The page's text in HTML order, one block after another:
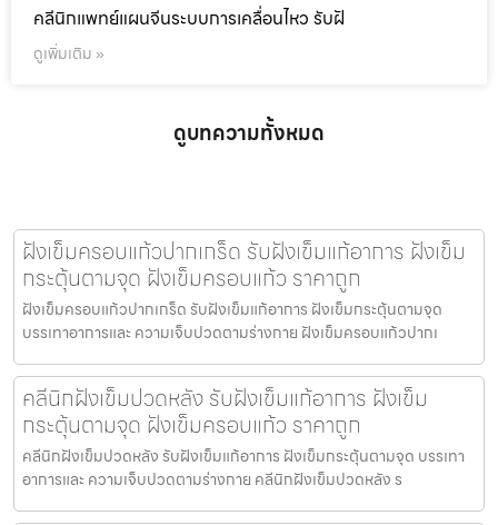
คลีนิกแพทย์แผนจีนระบบการเคลื่อนไหว รับฝั
ดูเพิ่มเติม »
ดูบทความทั้งหมด
ฝังเข็มครอบแก้วปากเกร็ด รับฝังเข็มแก้อาการ ฝังเข็ม
กระตุ้นตามจุด ฝังเข็มครอบแก้ว ราคาถูก
ฝังเข็มครอบแก้วปากเกร็ด รับฝังเข็มแก้อาการ ฝังเข็มกระตุ้นตามจุด
บรรเทาอาการและ ความเจ็บปวดตามร่างกาย ฝังเข็มครอบแก้วปากเ
คลีนิกฝังเข็มปวดหลัง รับฝังเข็มแก้อาการ ฝังเข็ม
กระตุ้นตามจุด ฝังเข็มครอบแก้ว ราคาถูก
คลีนิกฝังเข็มปวดหลัง รับฝังเข็มแก้อาการ ฝังเข็มกระตุ้นตามจุด บรรเทา
อาการและ ความเจ็บปวดตามร่างกาย คลีนิกฝังเข็มปวดหลัง ร